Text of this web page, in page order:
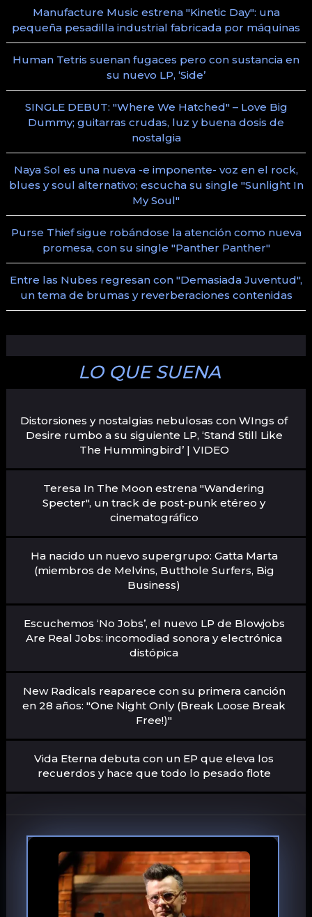
Manufacture Music estrena "Kinetic Day": una
pequeña pesadilla industrial fabricada por máquinas
Human Tetris suenan fugaces pero con sustancia en
su nuevo LP, ‘Side’
SINGLE DEBUT: "Where We Hatched" – Love Big
Dummy; guitarras crudas, luz y buena dosis de
nostalgia
Naya Sol es una nueva -e imponente- voz en el rock,
blues y soul alternativo; escucha su single "Sunlight In
My Soul"
Purse Thief sigue robándose la atención como nueva
promesa, con su single "Panther Panther"
Entre las Nubes regresan con "Demasiada Juventud",
un tema de brumas y reverberaciones contenidas
LO QUE SUENA
Distorsiones y nostalgias nebulosas con WIngs of
Desire rumbo a su siguiente LP, ‘Stand Still Like
The Hummingbird’ | VIDEO
Teresa In The Moon estrena "Wandering
Specter", un track de post-punk etéreo y
cinematográfico
Ha nacido un nuevo supergrupo: Gatta Marta
(miembros de Melvins, Butthole Surfers, Big
Business)
Escuchemos ‘No Jobs’, el nuevo LP de Blowjobs
Are Real Jobs: incomodiad sonora y electrónica
distópica
New Radicals reaparece con su primera canción
en 28 años: "One Night Only (Break Loose Break
Free!)"
Vida Eterna debuta con un EP que eleva los
recuerdos y hace que todo lo pesado flote